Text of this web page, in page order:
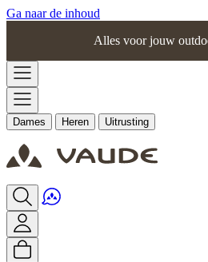
Ga naar de inhoud
Alles voor jouw
Dames Heren Uitrusting